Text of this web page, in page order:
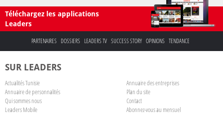
Téléchargez les applications
Leaders
PARTENAIRES DOSSIERS LEADERS TV SUCCESS STORY OPINIONS TENDANCE
SUR LEADERS
Actualités Tunisie
Annuaire des entreprises
Annuaire de personnalités
Plan du site
Qui sommes nous
Contact
Leaders Mobile
Abonnez-vous au mensuel